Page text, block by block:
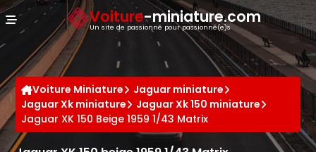
Voiture-miniature.com
Un site de passionné pour passionné(e)s
Voiture Miniature
Jaguar miniature
Jaguar Xk miniature
Jaguar Xk 150 miniature
Jaguar XK 150 Beige 1959 1/43 Matrix
Panneau de gestion des cookies